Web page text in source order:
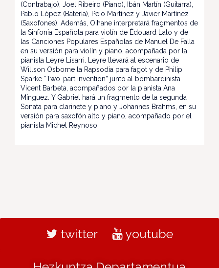
(Contrabajo), Joel Ribeiro (Piano), Ibán Martín (Guitarra),
Pablo López (Batería), Peio Martínez y Javier Martínez
(Saxofones). Además, Oihane interpretará fragmentos de
la Sinfonía Española para violín de Édouard Lalo y de
las Canciones Populares Españolas de Manuel De Falla
en su versión para violín y piano, acompañada por la
pianista Leyre Lisarri. Leyre llevará al escenario de
Willson Osborne la Rapsodia para fagot y de Philip
Sparke “Two-part invention” junto al bombardinista
Vicent Barbeta, acompañados por la pianista Ana
Mínguez. Y Gabriel hará un fragmento de la segunda
Sonata para clarinete y piano y Johannes Brahms, en su
versión para saxofón alto y piano, acompañado por el
pianista Michel Reynoso.
twitter youtube